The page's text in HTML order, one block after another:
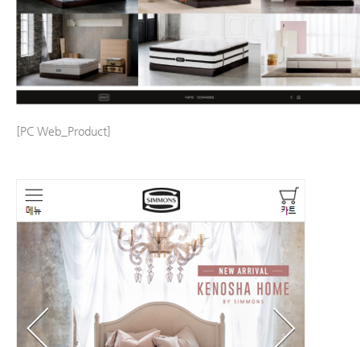
[PC Web_Product]